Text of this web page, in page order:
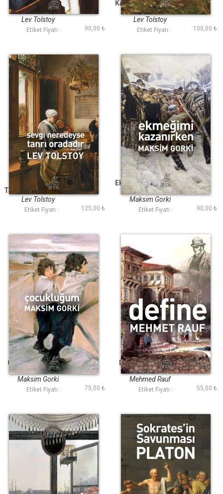
İnsan Ne İle Yaşar
(Antik Dünya
Klasikleri)
Lev Tolstoy
Etiket Fiyatı : 90,00 ₺
Kazaklar (Antik Dünya
Klasikleri)
Lev Tolstoy
Etiket Fiyatı : 100,00 ₺
Sevgi Neredeyse
Tanrı Oradadır (Antik
Dünya Klasikleri)
Lev Tolstoy
Etiket Fiyatı : 125,00 ₺
Ekmeğimi Kazanırken
(Antik Dünya
Klasikleri)
Maksim Gorki
Etiket Fiyatı : 90,00 ₺
Çocukluğum (Antik
Dünya Klasikleri)
Maksim Gorki
Etiket Fiyatı : 75,00 ₺
Define (Antik Dünya
Klasikleri)
Mehmed Rauf
Etiket Fiyatı : 55,00 ₺